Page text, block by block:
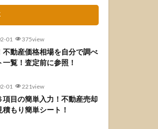
01 375view
不動産価格相場を自分で調べ
一覧！査定前に参照！
01 221view
項目の簡単入力！不動産売却
積もり簡単シート！